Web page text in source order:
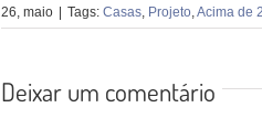
26, maio Tags: Casas, Projeto,Acima de
Deixar um comentário